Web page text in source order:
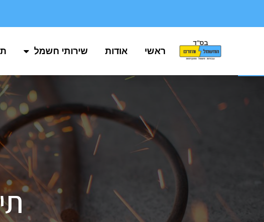
פתח סרגל נגישות
בס"ד
ראשי אודות שירותי חשמל